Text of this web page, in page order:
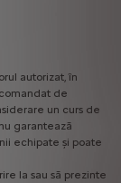
autorizat, în
de
un curs de
garantează
echipate și poate
la sau să prezinte